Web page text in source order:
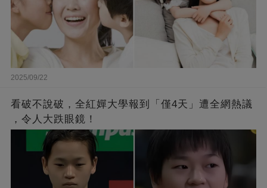
2025/09/22
看破不說破，全紅嬋大學報到「僅4天」遭全網熱議
，令人大跌眼鏡！